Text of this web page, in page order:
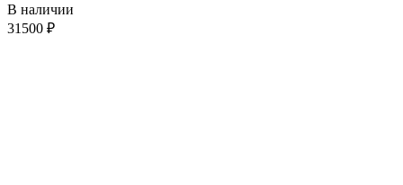
В наличии
31500 ₽